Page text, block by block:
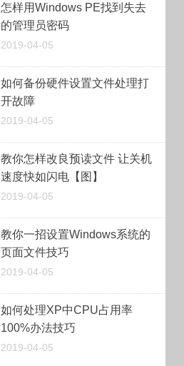
怎样用Windows PE找到失去
的管理员密码
2019-04-05
如何备份硬件设置文件处理打
开故障
2019-04-05
教你怎样改良预读文件 让关机
速度快如闪电【图】
2019-04-05
教你一招设置Windows系统的
页面文件技巧
2019-04-05
如何处理XP中CPU占用率
100%办法技巧
2019-04-05